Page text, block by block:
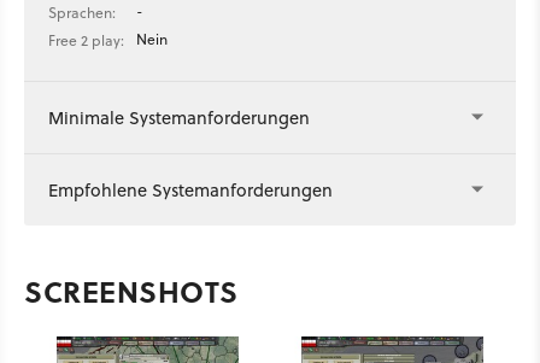
Sprachen:
-
Free 2 play:
Nein
Minimale Systemanforderungen
Empfohlene Systemanforderungen
SCREENSHOTS